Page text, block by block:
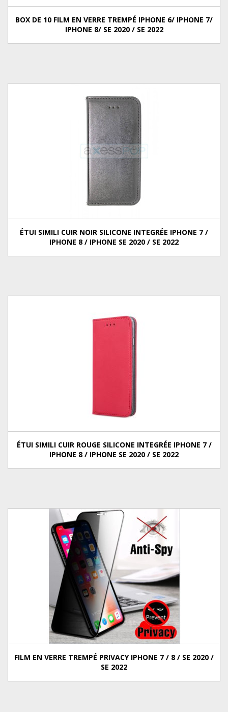
BOX DE 10 FILM EN VERRE TREMPÉ IPHONE 6/ IPHONE 7/
IPHONE 8/ SE 2020 / SE 2022
ÉTUI SIMILI CUIR NOIR SILICONE INTEGRÉE IPHONE 7 /
IPHONE 8 / IPHONE SE 2020 / SE 2022
ÉTUI SIMILI CUIR ROUGE SILICONE INTEGRÉE IPHONE 7 /
IPHONE 8 / IPHONE SE 2020 / SE 2022
FILM EN VERRE TREMPÉ PRIVACY IPHONE 7 / 8 / SE 2020 /
SE 2022